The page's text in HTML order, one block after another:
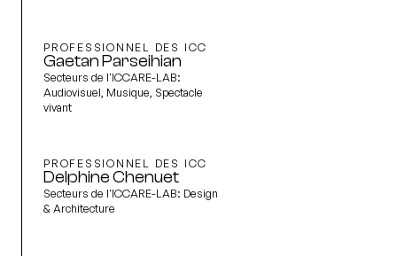
PROFESSIONNEL DES ICC
Gaetan Parseihian
Secteurs de l'ICCARE-LAB:
Audiovisuel, Musique, Spectacle
vivant
PROFESSIONNEL DES ICC
Delphine Chenuet
Secteurs de l'ICCARE-LAB: Design
& Architecture